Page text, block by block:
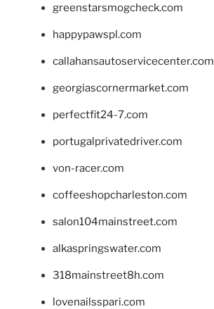
greenstarsmogcheck.com
happypawspl.com
callahansautoservicecenter.com
georgiascornermarket.com
perfectfit24-7.com
portugalprivatedriver.com
von-racer.com
coffeeshopcharleston.com
salon104mainstreet.com
alkaspringswater.com
318mainstreet8h.com
lovenailsspari.com